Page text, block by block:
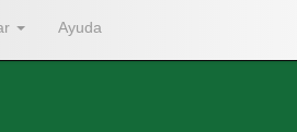
Ayuda